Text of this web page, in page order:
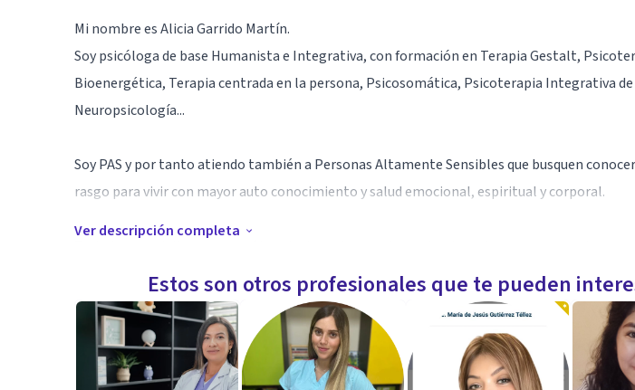
Mi nombre es Alicia Garrido Martín.
Soy psicóloga de base Humanista e Integrativa, con formación en Terapia Gestalt,
Bioenergética, Terapia centrada en la persona, Psicosomática, Psicoterapia Integrativa de
Neuropsicología...
Soy PAS y por tanto atiendo también a Personas Altamente Sensibles que busquen
rasgo para vivir con mayor auto conocimiento y salud emocional, espiritual y corporal.
nuestra manera de vincularnos con el exterior y vivir lo más conectados a nuestro sentido de
nuestra autenticidad.
Si quieres conocerte, descubrirte y estás comprometido con tu crecimiento estaré
Ver descripción completa
Estos son otros profesionales que te pueden